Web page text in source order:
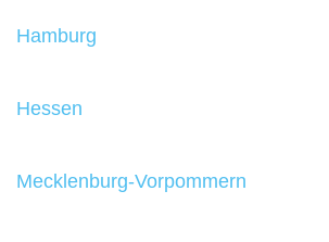
Hamburg
Hessen
Mecklenburg-Vorpommern